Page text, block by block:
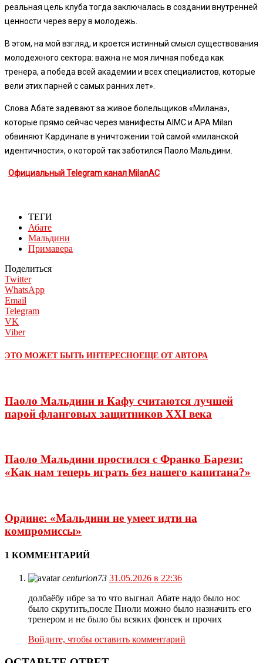
реальная цель клуба тогда заключалась в создании внутренней
ценности через веру в молодежь.
В этом, на мой взгляд, и кроется истинный смысл существования
молодежного сектора: важна не моя личная победа как
тренера, а победа всей академии и всех специалистов, которые
вели этих парней с самых ранних лет».
Слова Абате задевают за живое болельщиков «Милана»,
которые прямо сейчас через манифесты AIMC и APA Milan
обвиняют Кардинале в уничтожении той самой «миланской
идентичности», о которой так заботился Паоло Мальдини.
Официальный Telegram канал MilanAC
ТЕГИ
Абате
Мальдини
Примавера
Поделиться
Twitter
WhatsApp
Email
Telegram
VK
Viber
ЭТО МОЖЕТ БЫТЬ ИНТЕРЕСНОЕЩЕ ОТ АВТОРА
Паоло Мальдини и Кафу считаются лучшей
парой фланговых защитников XXI века
Паоло Мальдини простился с Франко Барези:
«Как нам теперь играть без нашего капитана?»
Ордине: «Мальдини не умеет идти на
компромиссы»
1 КОММЕНТАРИЙ
centurion73 31.05.2026 в 22:36
долбаёбу ибре за то что выгнал Абате надо было нос
было скрутить,после Пиоли можно было назначить его
тренером и не было бы всяких фонсек и прочих
Войдите, чтобы оставить комментарий